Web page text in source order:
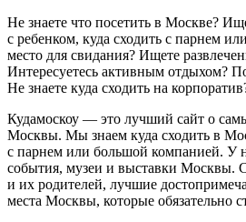
Не знаете что посетить в Москве?
с ребенком, куда сходить с парнем
место для свидания? Ищете
Интересуетесь активным отдыхом?
Не знаете куда сходить на
Кудамоскоу — это лучший сайт о
Москвы. Мы знаем куда сходить в
с парнем или большой компанией. У
события, музеи и выставки Москвы.
и их родителей, лучшие
места Москвы, которые обязательно